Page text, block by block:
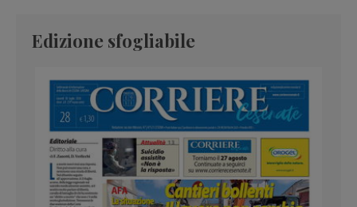
Edizione sfogliabile